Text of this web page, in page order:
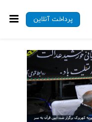
پرداخت آنلاین